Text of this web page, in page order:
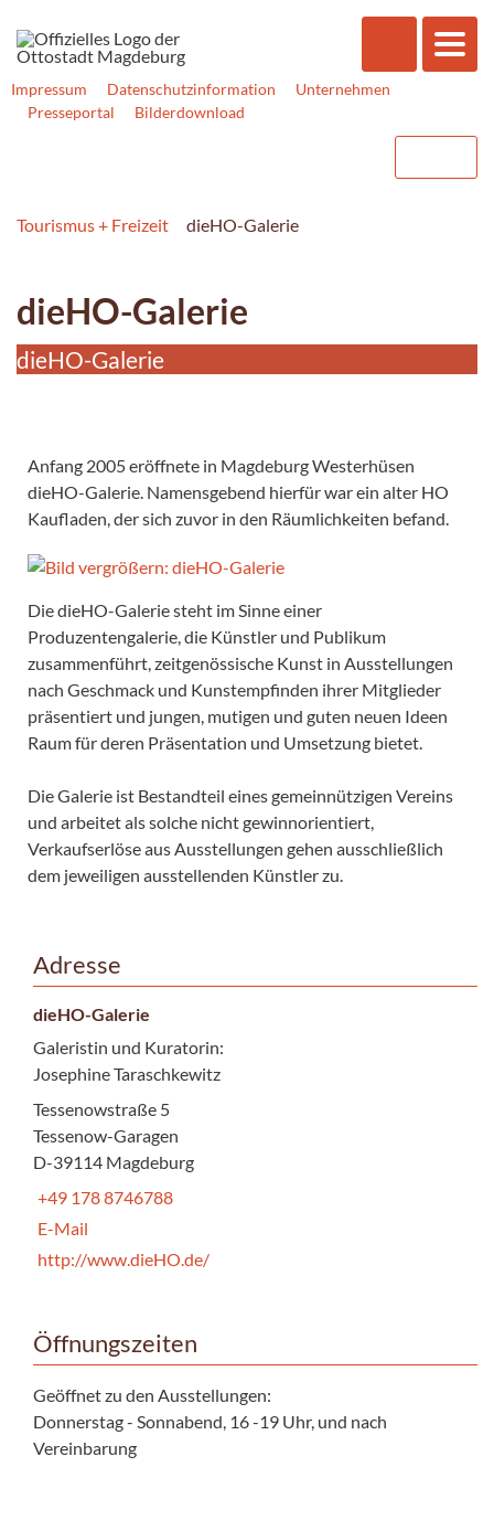
Impressum Datenschutzinformation
Unternehmen
Presseportal
Bilderdownload
Tourismus + Freizeit dieHO-Galerie
dieHO-Galerie
dieHO-Galerie
Anfang 2005 eröffnete in Magdeburg Westerhüsen
dieHO-Galerie. Namensgebend hierfür war ein alter HO
Kaufladen, der sich zuvor in den Räumlichkeiten befand.
Die dieHO-Galerie steht im Sinne einer
Produzentengalerie, die Künstler und Publikum
zusammenführt, zeitgenössische Kunst in Ausstellungen
nach Geschmack und Kunstempfinden ihrer Mitglieder
präsentiert und jungen, mutigen und guten neuen Ideen
Raum für deren Präsentation und Umsetzung bietet.
Die Galerie ist Bestandteil eines gemeinnützigen Vereins
und arbeitet als solche nicht gewinnorientiert,
Verkaufserlöse aus Ausstellungen gehen ausschließlich
dem jeweiligen ausstellenden Künstler zu.
Adresse
dieHO-Galerie
Galeristin und Kuratorin:
Josephine Taraschkewitz
Tessenowstraße 5
Tessenow-Garagen
D-39114 Magdeburg
+49 178 8746788
E-Mail
http://www.dieHO.de/
Öffnungszeiten
Geöffnet zu den Ausstellungen:
Donnerstag - Sonnabend, 16 -19 Uhr, und nach
Vereinbarung